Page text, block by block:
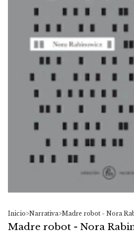
Inicio>Narrativa>Madre robot - Nora
Madre robot - Nora